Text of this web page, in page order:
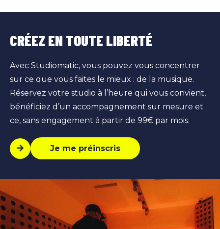
CRÉEZ EN TOUTE LIBERTÉ
Avec Studiomatic, vous pouvez vous concentrer
sur ce que vous faites le mieux : de la musique.
Réservez votre studio à l’heure qui vous convient,
bénéficiez d’un accompagnement sur mesure et
ce, sans engagement à partir de 99€ par mois.
Je me préinscris